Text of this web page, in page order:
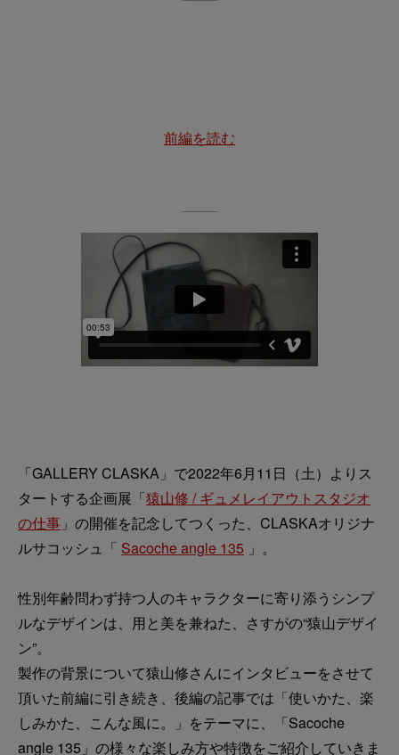
前編を読む
「GALLERY CLASKA」で2022年6月11日（土）よりス
タートする企画展「猿山修 / ギュメレイアウトスタジオ
の仕事 」の開催を記念してつくった、CLASKAオリジナ
ルサコッシュ「 Sacoche angle 135 」。
性別年齢問わず持つ人のキャラクターに寄り添うシンプ
ルなデザインは、用と美を兼ねた、さすがの“猿山デザイ
ン”。
製作の背景について猿山修さんにインタビューをさせて
頂いた前編に引き続き、後編の記事では「使いかた、楽
しみかた、こんな風に。」をテーマに、「Sacoche
angle 135」の様々な楽しみ方や特徴をご紹介していきま